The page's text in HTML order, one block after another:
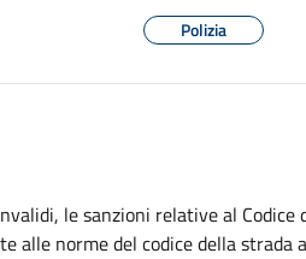
Polizia
le sanzioni relative al Codice
alle norme del codice della strada